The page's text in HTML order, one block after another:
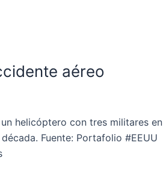
aéreo
helicóptero con tres militares en
Fuente: Portafolio #EEUU